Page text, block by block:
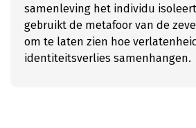
samenleving het individu
gebruikt de metafoor van de
om te laten zien hoe
identiteitsverlies samenhangen.